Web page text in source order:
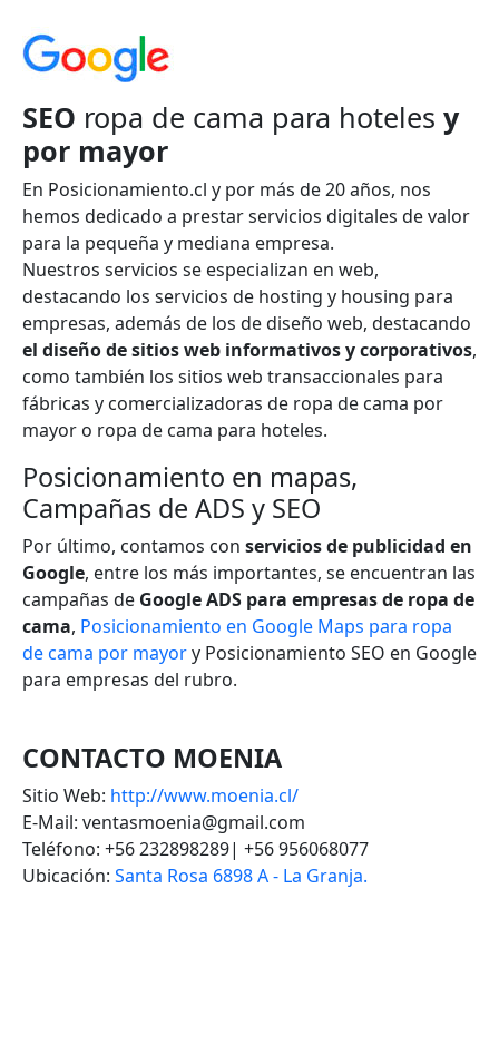
SEO ropa de cama para hoteles y
por mayor
En Posicionamiento.cl y por más de 20 años, nos
hemos dedicado a prestar servicios digitales de valor
para la pequeña y mediana empresa.
Nuestros servicios se especializan en web,
destacando los servicios de hosting y housing para
empresas, además de los de diseño web, destacando
el diseño de sitios web informativos y corporativos,
como también los sitios web transaccionales para
fábricas y comercializadoras de ropa de cama por
mayor o ropa de cama para hoteles.
Posicionamiento en mapas,
Campañas de ADS y SEO
Por último, contamos con servicios de publicidad en
Google, entre los más importantes, se encuentran las
campañas de Google ADS para empresas de ropa de
cama, Posicionamiento en Google Maps para ropa
de cama por mayory Posicionamiento SEO en Google
para empresas del rubro.
CONTACTO MOENIA
Sitio Web: http://www.moenia.cl/
E-Mail: ventasmoenia@gmail.com
Teléfono: +56 232898289| +56 956068077
Ubicación: Santa Rosa 6898 A - La Granja.